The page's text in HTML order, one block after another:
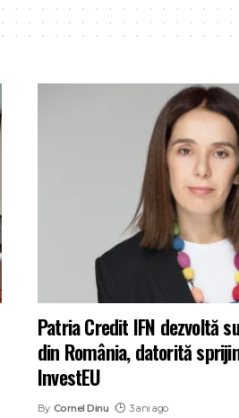
Patria Credit IFN dezvoltă
din România, datorită
InvestEU
By Cornel Dinu 3 ani ago